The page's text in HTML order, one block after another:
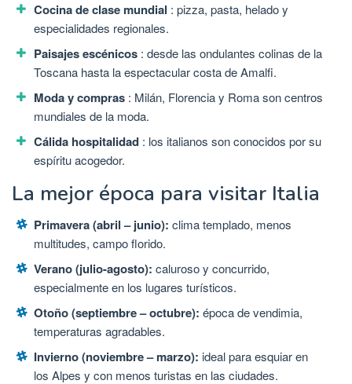
Cocina de clase mundial : pizza, pasta, helado y
especialidades regionales.
Paisajes escénicos : desde las ondulantes colinas de la
Toscana hasta la espectacular costa de Amalfi.
Moda y compras : Milán, Florencia y Roma son centros
mundiales de la moda.
Cálida hospitalidad : los italianos son conocidos por su
espíritu acogedor.
La mejor época para visitar Italia
Primavera (abril – junio): clima templado, menos
multitudes, campo florido.
Verano (julio-agosto): caluroso y concurrido,
especialmente en los lugares turísticos.
Otoño (septiembre – octubre): época de vendimia,
temperaturas agradables.
Invierno (noviembre – marzo): ideal para esquiar en
los Alpes y con menos turistas en las ciudades.